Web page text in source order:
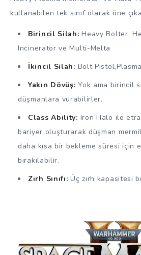
kullanabilen tek sınıf olarak öne
Birincil Silah: Heavy Bolter,
Incinerator ve Multi-Melta
İkincil Silah: Bolt
Yakın Dövüş: Yok ama birincil
düşmanlara vurabilirler.
Class Ability: Iron Halo ile
bariyer oluşturarak düşman
daha kısa bir bekleme süresi için
bırakılabilir.
Zırh Sınıfı:Üç zırh kapasitesi